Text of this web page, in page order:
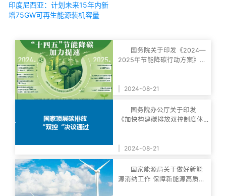
印度尼西亚：计划未来15年内新
增75GW可再生能源装机容量
国务院关于印发《2024—
2025年节能降碳行动方案》的
2024-08-21
国务院办公厅关于印发
《加快构建碳排放双控制度体
2024-08-21
国家能源局关于做好新能
源消纳工作 保障新能源高质量